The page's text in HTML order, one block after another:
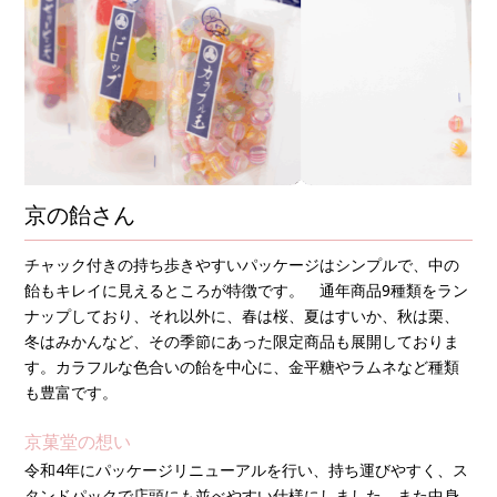
京の飴さん
チャック付きの持ち歩きやすいパッケージはシンプルで、中の
飴もキレイに見えるところが特徴です。 通年商品9種類をラン
ナップしており、それ以外に、春は桜、夏はすいか、秋は栗、
冬はみかんなど、その季節にあった限定商品も展開しておりま
す。カラフルな色合いの飴を中心に、金平糖やラムネなど種類
も豊富です。
京菓堂の想い
令和4年にパッケージリニューアルを行い、持ち運びやすく、ス